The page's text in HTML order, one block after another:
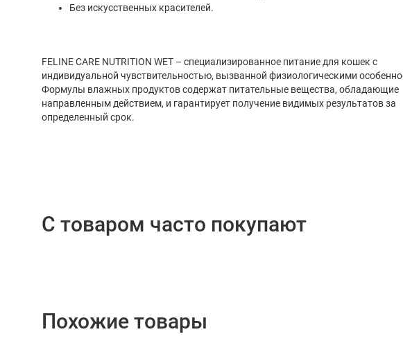
Без искусственных красителей.
FELINE CARE NUTRITION WET – специализированное питание для кошек с
индивидуальной чувствительностью, вызванной физиологическими особенностями.
Формулы влажных продуктов содержат питательные вещества, обладающие
направленным действием, и гарантирует получение видимых результатов за
определенный срок.
С товаром часто покупают
Похожие товары